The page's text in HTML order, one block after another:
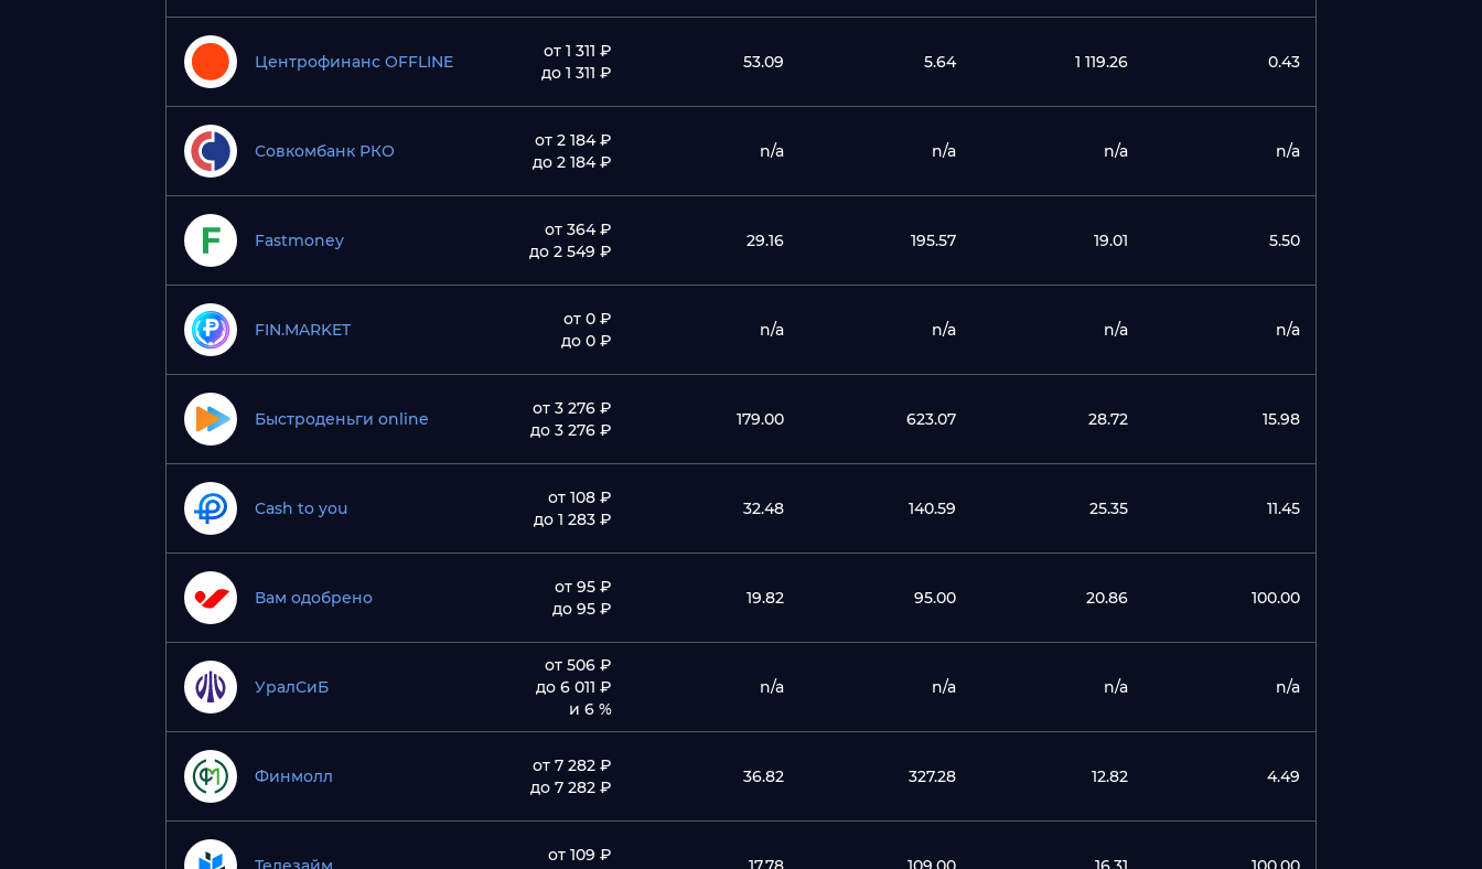
Центрофинанс OFFLINE 53.09 5.64 1 119.26 0.43
от 1 311 ₽
до 1 311 ₽
Совкомбанк РКО n/a n/a n/a n/a
от 2 184 ₽
до 2 184 ₽
Fastmoney 29.16 195.57 19.01 5.50
от 364 ₽
до 2 549 ₽
FIN.MARKET n/a n/a n/a n/a
от 0 ₽
до 0 ₽
Быстроденьги online 179.00 623.07 28.72 15.98
от 3 276 ₽
до 3 276 ₽
Cash to you 32.48 140.59 25.35 11.45
от 108 ₽
до 1 283 ₽
Вам одобрено 19.82 95.00 20.86 100.00
от 95 ₽
до 95 ₽
УралСиБ n/a n/a n/a n/a
от 506 ₽
до 6 011 ₽
и 6 %
Финмолл 36.82 327.28 12.82 4.49
от 7 282 ₽
до 7 282 ₽
от 109 ₽